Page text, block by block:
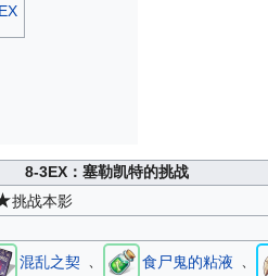
8-3EX：塞勒凯特的挑战
挑战本影
混乱之契 食尸鬼的粘液